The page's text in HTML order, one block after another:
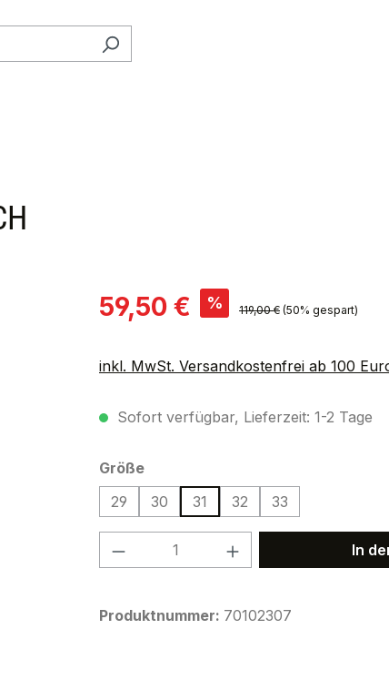
Verkaufspreis:
59,50 € % Regulärer Preis:
119,00 € (50% gespart)
inkl. MwSt. Versandkostenfrei ab 100
Sofort verfügbar, Lieferzeit: 1-2 Tage
Größeauswählen
29
30 31 32 33
Produkt Anzahl: Gib den
In
Produktnummer: 70102307